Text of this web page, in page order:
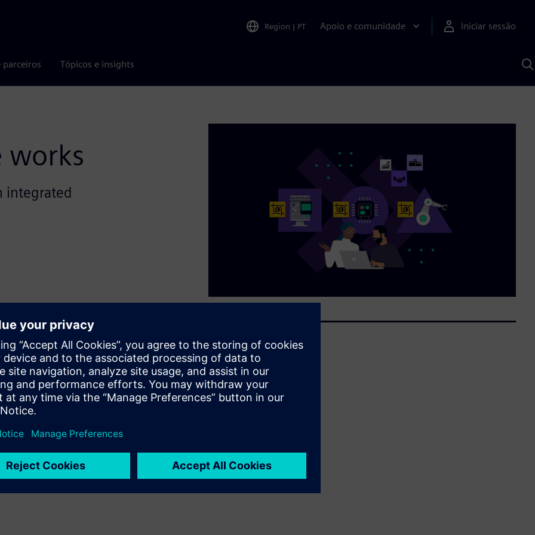
Region | PT Apoio e comunidade Iniciar sessão
parceiros Tópicos e insights
works
integrated
equipment or